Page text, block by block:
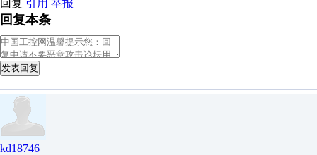
回复 引用 举报
回复本条
发表回复
kd18746